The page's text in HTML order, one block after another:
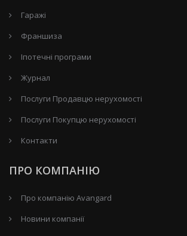
Гаражі
Франшиза
Іпотечні програми
Журнал
Послуги Продавцю нерухомості
Послуги Покупцю нерухомості
Контакти
ПРО КОМПАНІЮ
Про компанію Avangard
Новини компанії